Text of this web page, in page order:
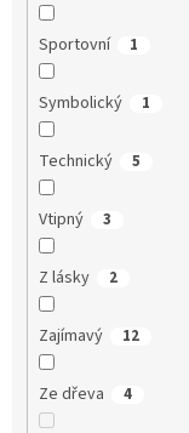
Sportovní 1
Symbolický 1
Technický 5
Vtipný 3
Z lásky 2
Zajímavý 12
Ze dřeva 4